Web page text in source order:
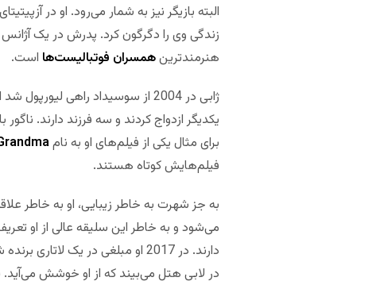
البته بازیگر نیز به شمار می‌رود. او در
زندگی وی را دگرگون کرد. پدرش در یک آژانس
هنرمندترینهمسران فوتبالیست‌ها است.
برای مثال یکی از فیلم‌های او به نام
فیلم‌هایش کوتاه هستند.
به جز شهرت به خاطر زیبایی، او به خاطر
می‌شود و به خاطر این سلیقه عالی از او
دارند. در 2017 او مبلغی در یک
در لابی هتل می‌بیند که از او خوشش می‌آید.